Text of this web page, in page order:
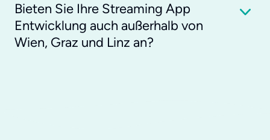
Bieten Sie Ihre Streaming App
Entwicklung auch außerhalb von
Wien, Graz und Linz an?